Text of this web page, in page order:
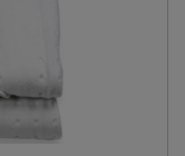
B.V.